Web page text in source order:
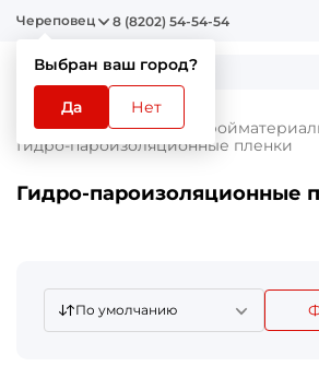
Череповец
Выбран ваш город?
Да Нет
8 (8202) 54-54-54
Главная Каталог
Гидро-пароизоляционные пленки
Гидро-пароизоляционные
По умолчанию